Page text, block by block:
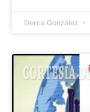
Derca González